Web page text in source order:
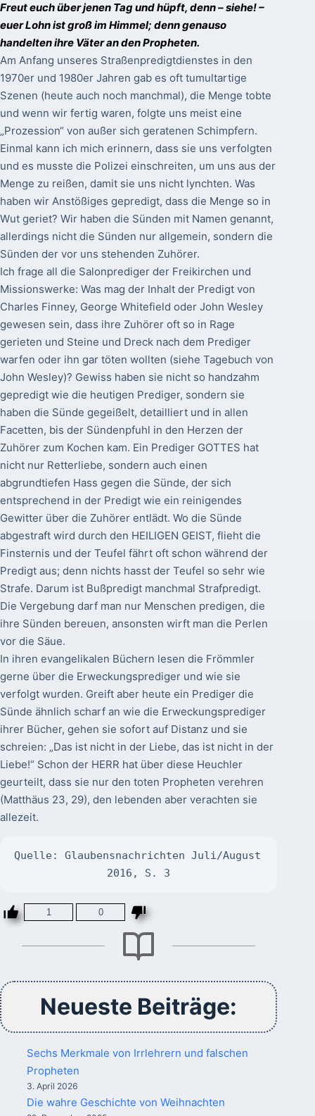
Freut euch über jenen Tag und hüpft, denn – siehe! –
euer Lohn ist groß im Himmel; denn genauso
handelten ihre Väter an den Propheten.
Am Anfang unseres Straßenpredigtdienstes in den
1970er und 1980er Jahren gab es oft tumultartige
Szenen (heute auch noch manchmal), die Menge tobte
und wenn wir fertig waren, folgte uns meist eine
„Prozession“ von außer sich geratenen Schimpfern.
Einmal kann ich mich erinnern, dass sie uns verfolgten
und es musste die Polizei einschreiten, um uns aus der
Menge zu reißen, damit sie uns nicht lynchten. Was
haben wir Anstößiges gepredigt, dass die Menge so in
Wut geriet? Wir haben die Sünden mit Namen genannt,
allerdings nicht die Sünden nur allgemein, sondern die
Sünden der vor uns stehenden Zuhörer.
Ich frage all die Salonprediger der Freikirchen und
Missionswerke: Was mag der Inhalt der Predigt von
Charles Finney, George Whitefield oder John Wesley
gewesen sein, dass ihre Zuhörer oft so in Rage
gerieten und Steine und Dreck nach dem Prediger
warfen oder ihn gar töten wollten (siehe Tagebuch von
John Wesley)? Gewiss haben sie nicht so handzahm
gepredigt wie die heutigen Prediger, sondern sie
haben die Sünde gegeißelt, detailliert und in allen
Facetten, bis der Sündenpfuhl in den Herzen der
Zuhörer zum Kochen kam. Ein Prediger GOTTES hat
nicht nur Retterliebe, sondern auch einen
abgrundtiefen Hass gegen die Sünde, der sich
entsprechend in der Predigt wie ein reinigendes
Gewitter über die Zuhörer entlädt. Wo die Sünde
abgestraft wird durch den HEILIGEN GEIST, flieht die
Finsternis und der Teufel fährt oft schon während der
Predigt aus; denn nichts hasst der Teufel so sehr wie
Strafe. Darum ist Bußpredigt manchmal Strafpredigt.
Die Vergebung darf man nur Menschen predigen, die
ihre Sünden bereuen, ansonsten wirft man die Perlen
vor die Säue.
In ihren evangelikalen Büchern lesen die Frömmler
gerne über die Erweckungsprediger und wie sie
verfolgt wurden. Greift aber heute ein Prediger die
Sünde ähnlich scharf an wie die Erweckungsprediger
ihrer Bücher, gehen sie sofort auf Distanz und sie
schreien: „Das ist nicht in der Liebe, das ist nicht in der
Liebe!“ Schon der HERR hat über diese Heuchler
geurteilt, dass sie nur den toten Propheten verehren
(Matthäus 23, 29), den lebenden aber verachten sie
allezeit.
Quelle: Glaubensnachrichten Juli/August
2016, S. 3
1 0
Neueste Beiträge:
Sechs Merkmale von Irrlehrern und falschen
Propheten
3. April 2026
Die wahre Geschichte von Weihnachten